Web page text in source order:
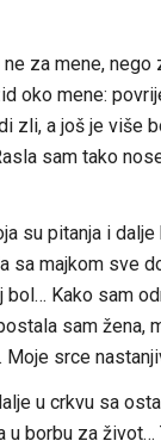
za mene,
zid oko mene:
zli, a još je više
sam tako
su pitanja i
sa majkom sve
Kako sam
sam žena,
srce
u crkvu sa
u borbu za